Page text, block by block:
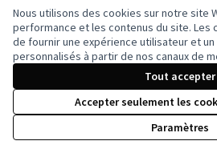
Nous utilisons des cookies sur notre site
performance et les contenus du site.
de fournir une expérience utilisateur et un
personnalisés à partir de nos canaux de
Tout accepter
Accepter seulement les
Paramètres
Conditions d'utilisation
Paramètres des cookies
Site réalisé grâce aulogiciel libre Decidim .